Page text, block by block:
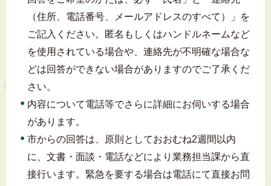
（住所、電話番号、メールアドレスのすべて）」を
ご記入ください。匿名もしくはハンドルネームなど
を使用されている場合や、連絡先が不明確な場合な
どは回答ができない場合がありますのでご了承くだ
さい。
内容について電話等でさらに詳細にお伺いする場合
があります。
市からの回答は、原則としておおむね2週間以内
に、文書・面談・電話などにより業務担当課から直
接行います。緊急を要する場合は電話にて直接お問